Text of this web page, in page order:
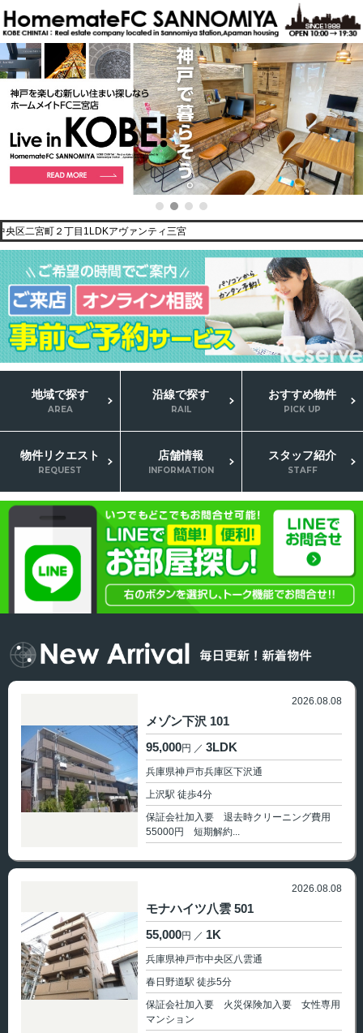
宮町２丁目1LDKアヴァンティ三宮
地域で探す
AREA
沿線で探す
RAIL
おすすめ物件
PICK UP
物件リクエスト
REQUEST
店舗情報
INFORMATION
スタッフ紹介
STAFF
2026.08.08
メゾン下沢 101
95,000円 3LDK
兵庫県神戸市兵庫区下沢通
上沢駅 徒歩4分
保証会社加入要 退去時クリーニング費用
55000円 短期解約...
2026.08.08
モナハイツ八雲 501
55,000円 1K
兵庫県神戸市中央区八雲通
春日野道駅 徒歩5分
保証会社加入要 火災保険加入要 女性専用
マンション